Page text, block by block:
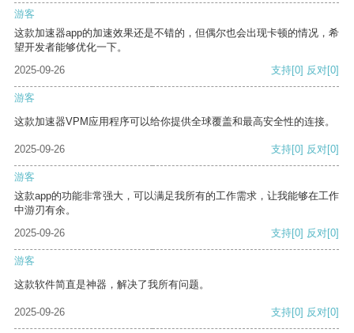
游客
这款加速器app的加速效果还是不错的，但偶尔也会出现卡顿的情况，希
望开发者能够优化一下。
2025-09-26
支持[0] 反对[0]
游客
这款加速器VPM应用程序可以给你提供全球覆盖和最高安全性的连接。
2025-09-26 支持[0] 反对[0]
游客
这款app的功能非常强大，可以满足我所有的工作需求，让我能够在工作
中游刃有余。
2025-09-26
支持[0] 反对[0]
游客
这款软件简直是神器，解决了我所有问题。
2025-09-26 支持[0] 反对[0]